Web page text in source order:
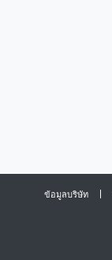
ข้อมูลบริษัท